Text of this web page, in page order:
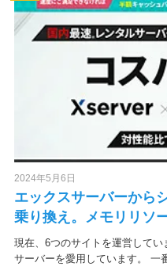
2024年5月6日
エックスサーバーから
乗り換え。メモリリソ
現在、6つのサイトを運営して
サーバーを愛用しています。 一